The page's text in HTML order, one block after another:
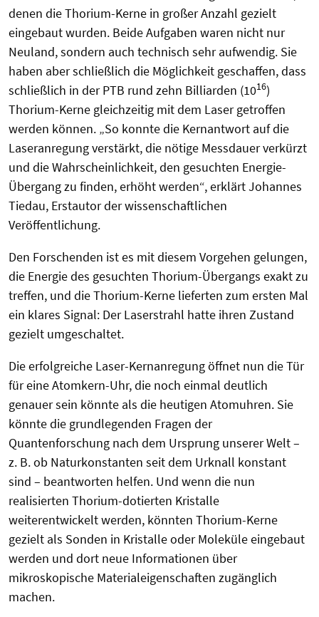
denen die Thorium-Kerne in großer Anzahl gezielt
eingebaut wurden. Beide Aufgaben waren nicht nur
Neuland, sondern auch technisch sehr aufwendig. Sie
haben aber schließlich die Möglichkeit geschaffen, dass
schließlich in der PTB rund zehn Billiarden (1016)
Thorium-Kerne gleichzeitig mit dem Laser getroffen
werden können. „So konnte die Kernantwort auf die
Laseranregung verstärkt, die nötige Messdauer verkürzt
und die Wahrscheinlichkeit, den gesuchten Energie-
Übergang zu finden, erhöht werden“, erklärt Johannes
Tiedau, Erstautor der wissenschaftlichen
Veröffentlichung.
Den Forschenden ist es mit diesem Vorgehen gelungen,
die Energie des gesuchten Thorium-Übergangs exakt zu
treffen, und die Thorium-Kerne lieferten zum ersten Mal
ein klares Signal: Der Laserstrahl hatte ihren Zustand
gezielt umgeschaltet.
Die erfolgreiche Laser-Kernanregung öffnet nun die Tür
für eine Atomkern-Uhr, die noch einmal deutlich
genauer sein könnte als die heutigen Atomuhren. Sie
könnte die grundlegenden Fragen der
Quantenforschung nach dem Ursprung unserer Welt –
z. B. ob Naturkonstanten seit dem Urknall konstant
sind – beantworten helfen. Und wenn die nun
realisierten Thorium-dotierten Kristalle
weiterentwickelt werden, könnten Thorium-Kerne
gezielt als Sonden in Kristalle oder Moleküle eingebaut
werden und dort neue Informationen über
mikroskopische Materialeigenschaften zugänglich
machen.